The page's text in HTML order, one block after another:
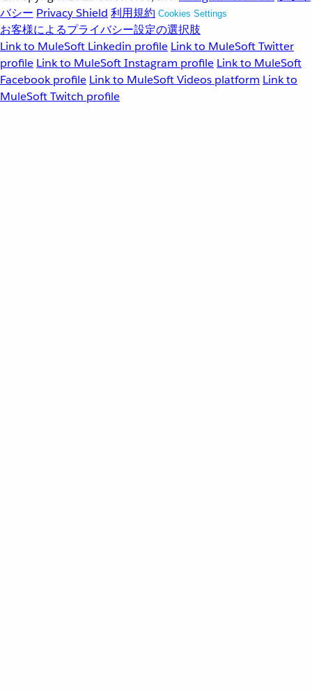
バシー Privacy Shield 利用規約 Cookies Settings
お客様によるプライバシー設定の選択肢
Link to MuleSoft Linkedin profile Link to MuleSoft Twitter
profile Link to MuleSoft Instagram profile Link to MuleSoft
Facebook profile Link to MuleSoft Videos platform Link to
MuleSoft Twitch profile